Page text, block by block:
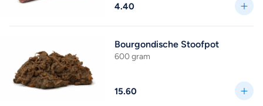
4.40
Bourgondische Stoofpot
600 gram
15.60